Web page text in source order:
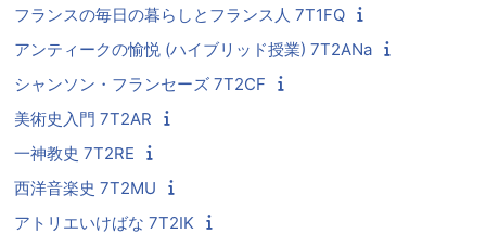
フランスの毎日の暮らしとフランス人 7T1FQ
アンティークの愉悦 (ハイブリッド授業) 7T2ANa
シャンソン・フランセーズ 7T2CF
美術史入門 7T2AR
一神教史 7T2RE
西洋音楽史 7T2MU
アトリエいけばな 7T2IK